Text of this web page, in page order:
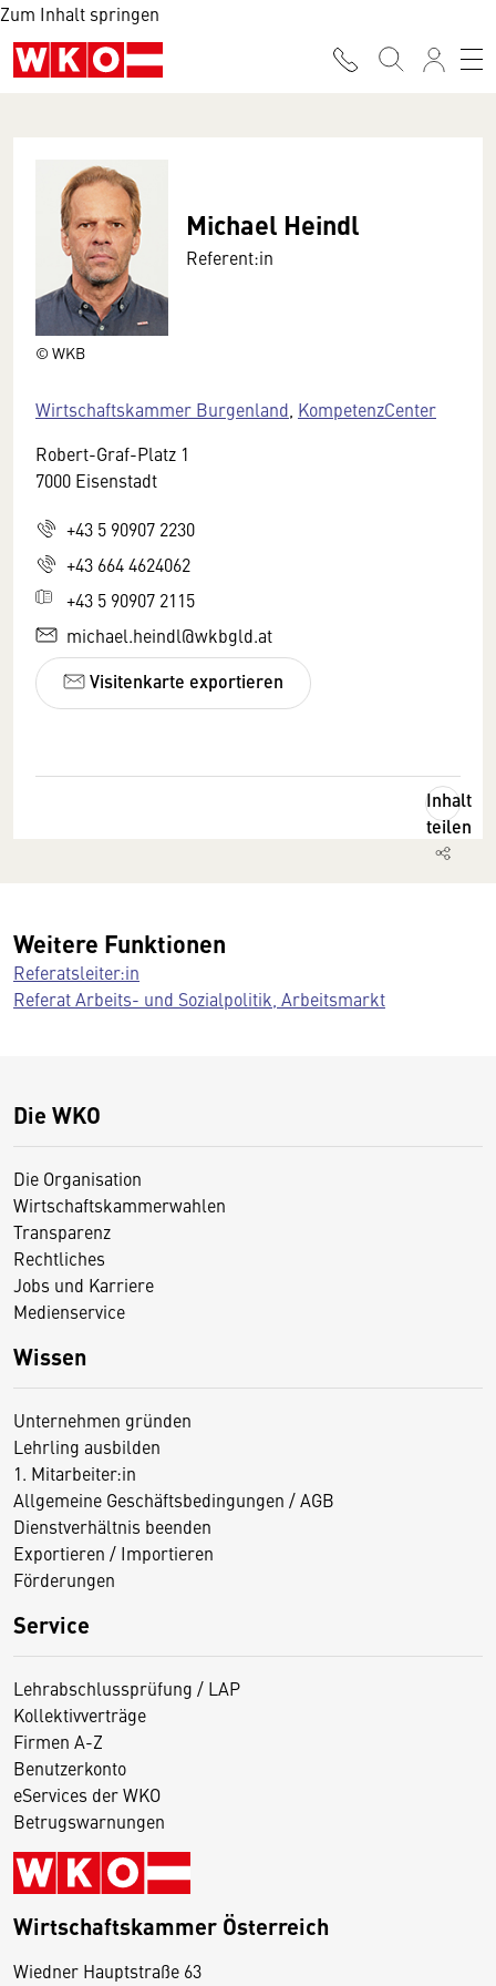
Zum Inhalt springen
© WKB
Michael Heindl
Referent:in
Wirtschaftskammer Burgenland KompetenzCenter
Robert-Graf-Platz 1
7000 Eisenstadt
+43 5 90907 2230
+43 664 4624062
+43 5 90907 2115
michael.heindl@wkbgld.at
Visitenkarte exportieren
Inhalt
teilen
Weitere Funktionen
Referatsleiter:in
Referat Arbeits- und Sozialpolitik, Arbeitsmarkt
Die WKO
Die Organisation
Wirtschaftskammerwahlen
Transparenz
Rechtliches
Jobs und Karriere
Medienservice
Wissen
Unternehmen gründen
Lehrling ausbilden
1. Mitarbeiter:in
Allgemeine Geschäftsbedingungen / AGB
Dienstverhältnis beenden
Exportieren / Importieren
Förderungen
Service
Lehrabschlussprüfung / LAP
Kollektivverträge
Firmen A-Z
Benutzerkonto
eServices der WKO
Betrugswarnungen
Wirtschaftskammer Österreich
Wiedner Hauptstraße 63
D